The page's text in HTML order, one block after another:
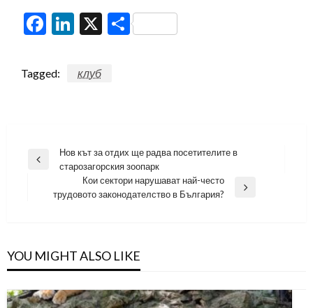
Facebook
LinkedIn
X Share
Tagged: клуб
Навигация
Previous
Нов кът за отдих ще радва посетителите в
старозагорския зоопарк
Next
Кои сектори нарушават най-често
трудовото законодателство в България?
YOU MIGHT ALSO LIKE